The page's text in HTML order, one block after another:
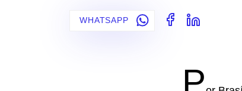
WHATSAPP
P